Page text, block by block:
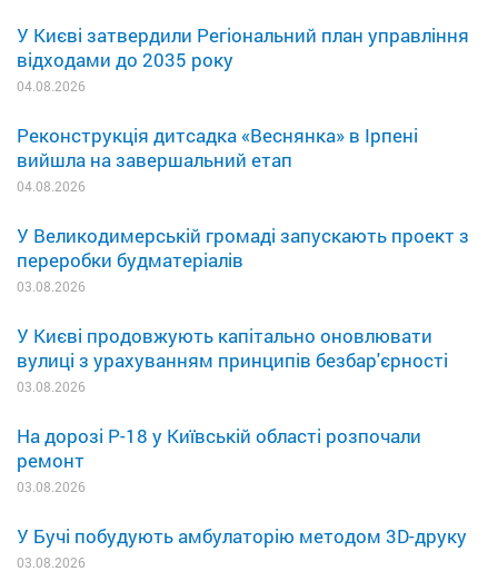
У Києві затвердили Регіональний план управління
відходами до 2035 року
04.08.2026
Реконструкція дитсадка «Веснянка» в Ірпені
вийшла на завершальний етап
04.08.2026
У Великодимерській громаді запускають проект з
переробки будматеріалів
03.08.2026
У Києві продовжують капітально оновлювати
вулиці з урахуванням принципів безбар'єрності
03.08.2026
На дорозі Р-18 у Київській області розпочали
ремонт
03.08.2026
У Бучі побудують амбулаторію методом 3D-друку
03.08.2026